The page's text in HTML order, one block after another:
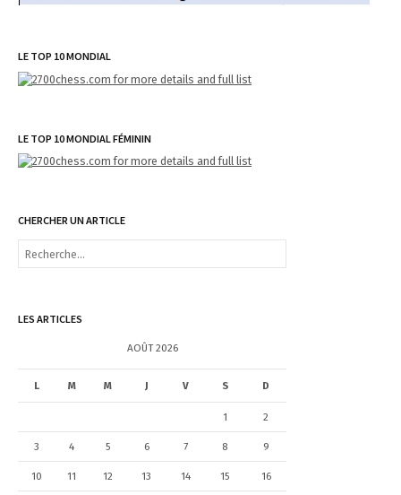
LE TOP 10 MONDIAL
LE TOP 10 MONDIAL FÉMININ
CHERCHER UN ARTICLE
R
r
e
LES ARTICLES
AOÛT 2026
L M M J V S D
1 2
3 4 5 6 7 8 9
10 11 12 13 14 15 16